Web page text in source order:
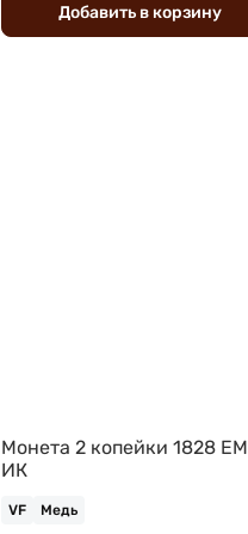
Добавить вкорзину
Монета 2 копейки 1828 ЕМ
ИК
VF Медь